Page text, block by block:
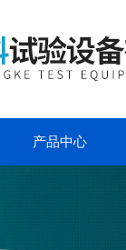
产品中心